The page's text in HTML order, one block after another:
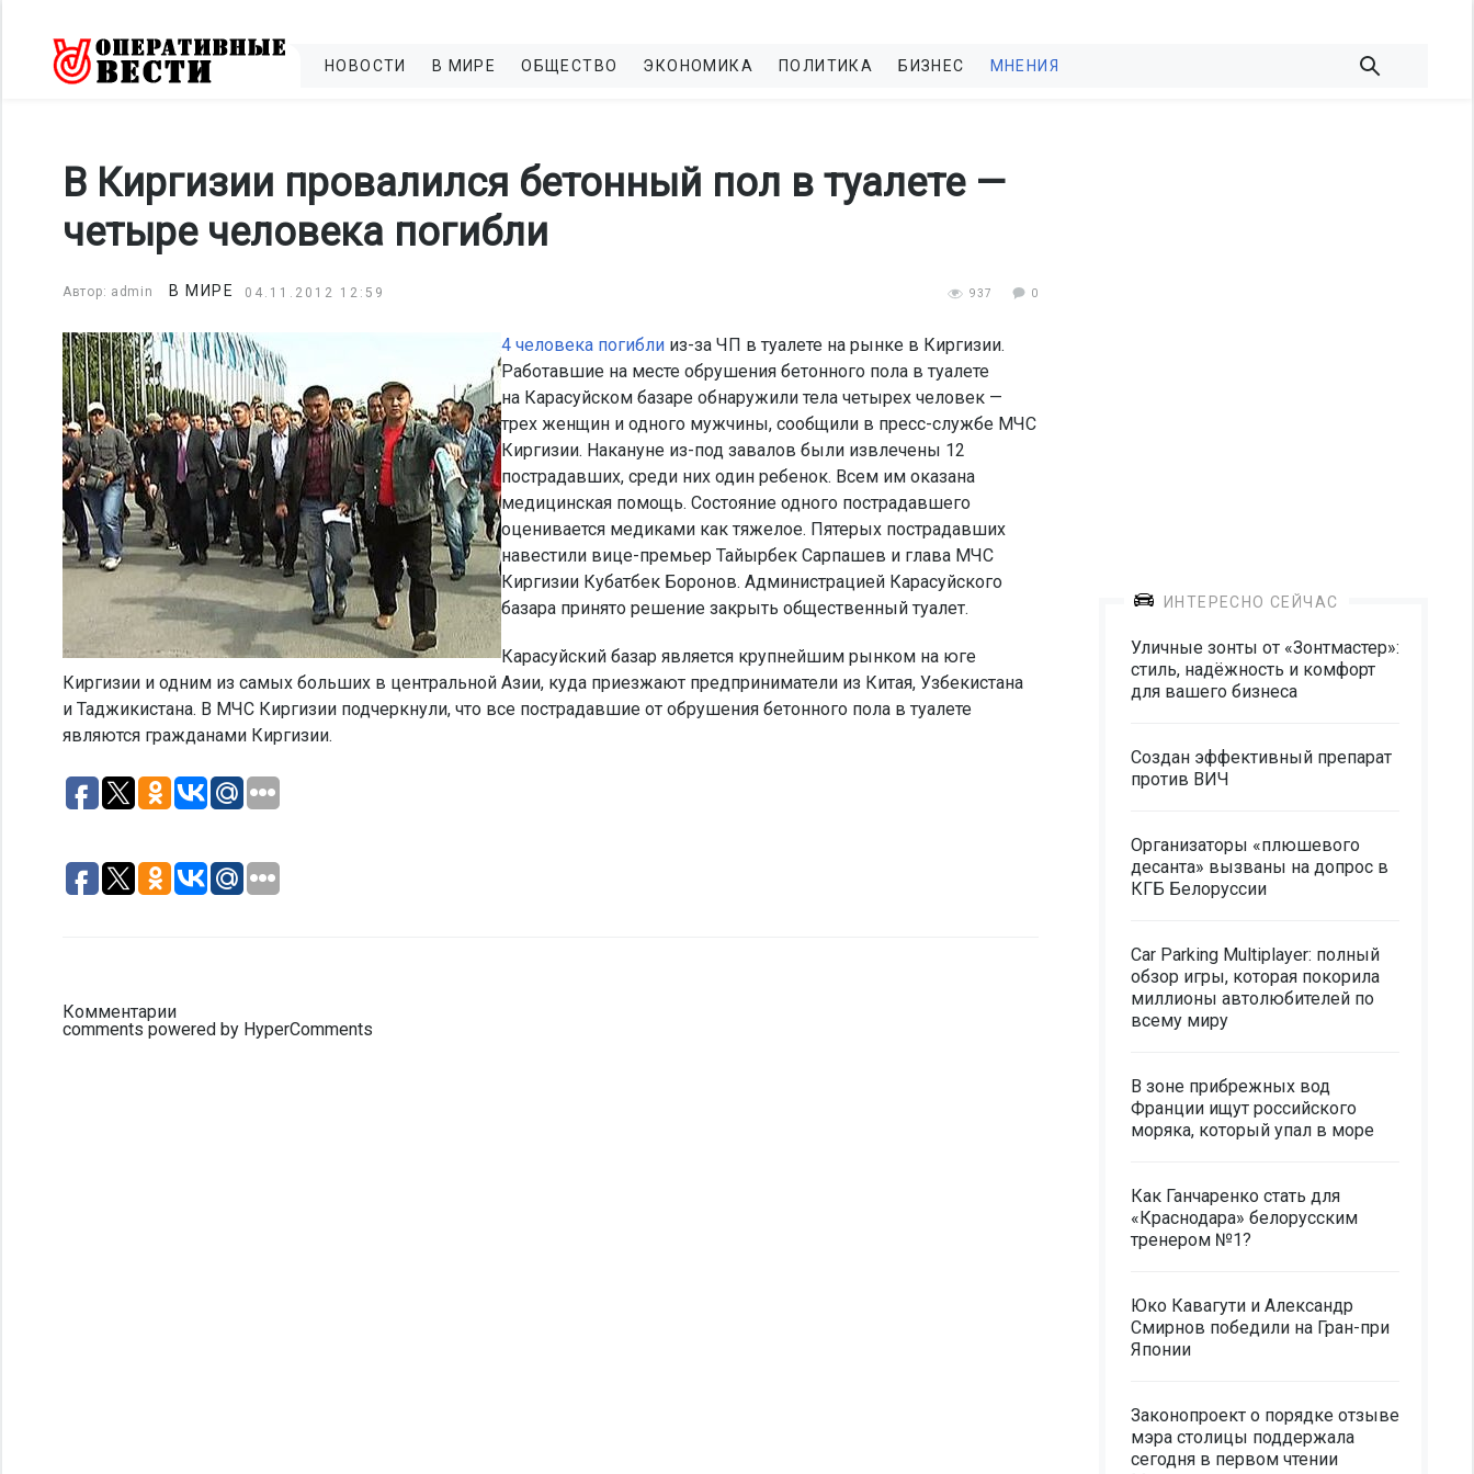
НОВОСТИ В МИРЕ ОБЩЕСТВО ЭКОНОМИКА ПОЛИТИКА БИЗНЕС МНЕНИЯ
В Киргизии провалился бетонный пол в туалете —
четыре человека погибли
Автор: admin В МИРЕ 04.11.2012 12:59 937 0
4 человека погибли из-за ЧП в туалете на рынке в Киргизии.
Работавшие на месте обрушения бетонного пола в туалете
на Карасуйском базаре обнаружили тела четырех человек —
трех женщин и одного мужчины, сообщили в пресс-службе МЧС
Киргизии. Накануне из-под завалов были извлечены 12
пострадавших, среди них один ребенок. Всем им оказана
медицинская помощь. Состояние одного пострадавшего
оценивается медиками как тяжелое. Пятерых пострадавших
навестили вице-премьер Тайырбек Сарпашев и глава МЧС
Киргизии Кубатбек Боронов. Администрацией Карасуйского
базара принято решение закрыть общественный туалет.
Карасуйский базар является крупнейшим рынком на юге
Киргизии и одним из самых больших в центральной Азии, куда приезжают предприниматели из Китая, Узбекистана
и Таджикистана. В МЧС Киргизии подчеркнули, что все пострадавшие от обрушения бетонного пола в туалете
являются гражданами Киргизии.
Комментарии
comments powered by HyperComments
ИНТЕРЕСНО СЕЙЧАС
Уличные зонты от «Зонтмастер»:
стиль, надёжность и комфорт
для вашего бизнеса
Создан эффективный препарат
против ВИЧ
Организаторы «плюшевого
десанта» вызваны на допрос в
КГБ Белоруссии
Car Parking Multiplayer: полный
обзор игры, которая покорила
миллионы автолюбителей по
всему миру
В зоне прибрежных вод
Франции ищут российского
моряка, который упал в море
Как Ганчаренко стать для
«Краснодара» белорусским
тренером №1?
Юко Кавагути и Александр
Смирнов победили на Гран-при
Японии
Законопроект о порядке отзыве
мэра столицы поддержала
сегодня в первом чтении